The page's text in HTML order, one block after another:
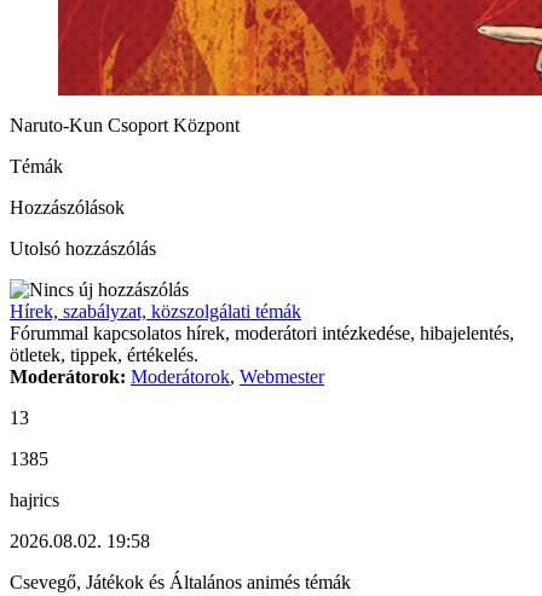
Naruto-Kun Csoport Központ
Témák
Hozzászólások
Utolsó hozzászólás
Hírek, szabályzat, közszolgálati témák
Fórummal kapcsolatos hírek, moderátori intézkedése, hibajelentés,
ötletek, tippek, értékelés.
Moderátorok: Moderátorok, Webmester
13
1385
hajrics
2026.08.02. 19:58
Csevegő, Játékok és Általános animés témák